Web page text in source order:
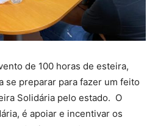
de 100 horas de esteira,
se preparar para fazer um feito
Solidária pelo estado. O
é apoiar e incentivar os